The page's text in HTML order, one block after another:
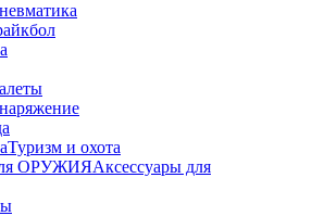
Туризм и охота
Аксессуары для